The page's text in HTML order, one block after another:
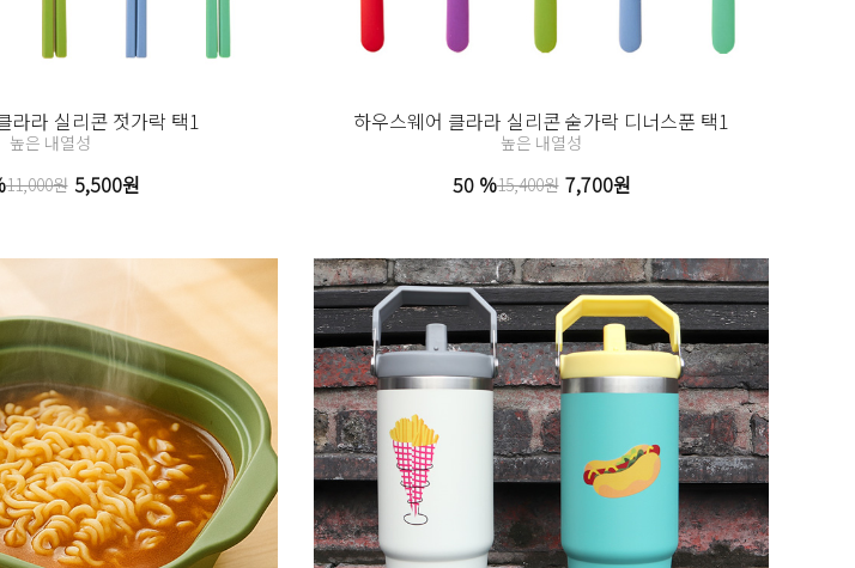
라라 실리콘 젓가락 택1
높은 내열성
11,000원 5,500원
하우스웨어 클라라 실리콘 숟가락 디너스푼 택1
높은 내열성
50 %15,400원 7,700원